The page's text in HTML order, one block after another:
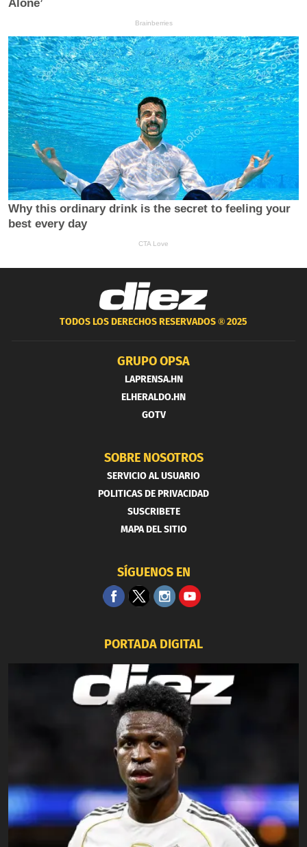
TODOS LOS DERECHOS RESERVADOS ®2025
GRUPO OPSA
LAPRENSA.HN
ELHERALDO.HN
GOTV
SOBRE NOSOTROS
SERVICIO AL USUARIO
POLITICAS DE PRIVACIDAD
SUSCRIBETE
MAPA DEL SITIO
SÍGUENOS EN
PORTADA DIGITAL